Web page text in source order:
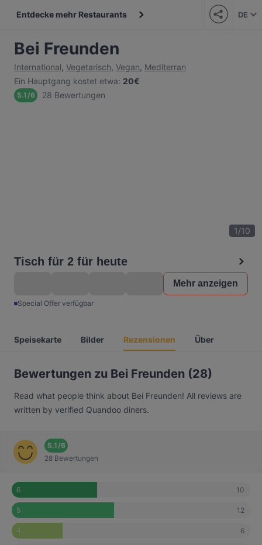
Entdecke mehr Restaurants DE
Bei Freunden
International, Vegetarisch, Vegan, Mediterran
Ein Hauptgang kostet etwa: 20€
5.1/6 28 Bewertungen
1/10
Tisch für 2 für heute
Mehr anzeigen
Special Offer verfügbar
Speisekarte Bilder Rezensionen Über
Bewertungen zu Bei Freunden (28)
Read what people think about Bei Freunden! All reviews are
written by verified Quandoo diners.
5.1/6
28 Bewertungen
6 10
5 12
4 6